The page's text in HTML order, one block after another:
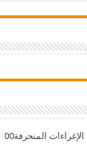
المنحرفة00